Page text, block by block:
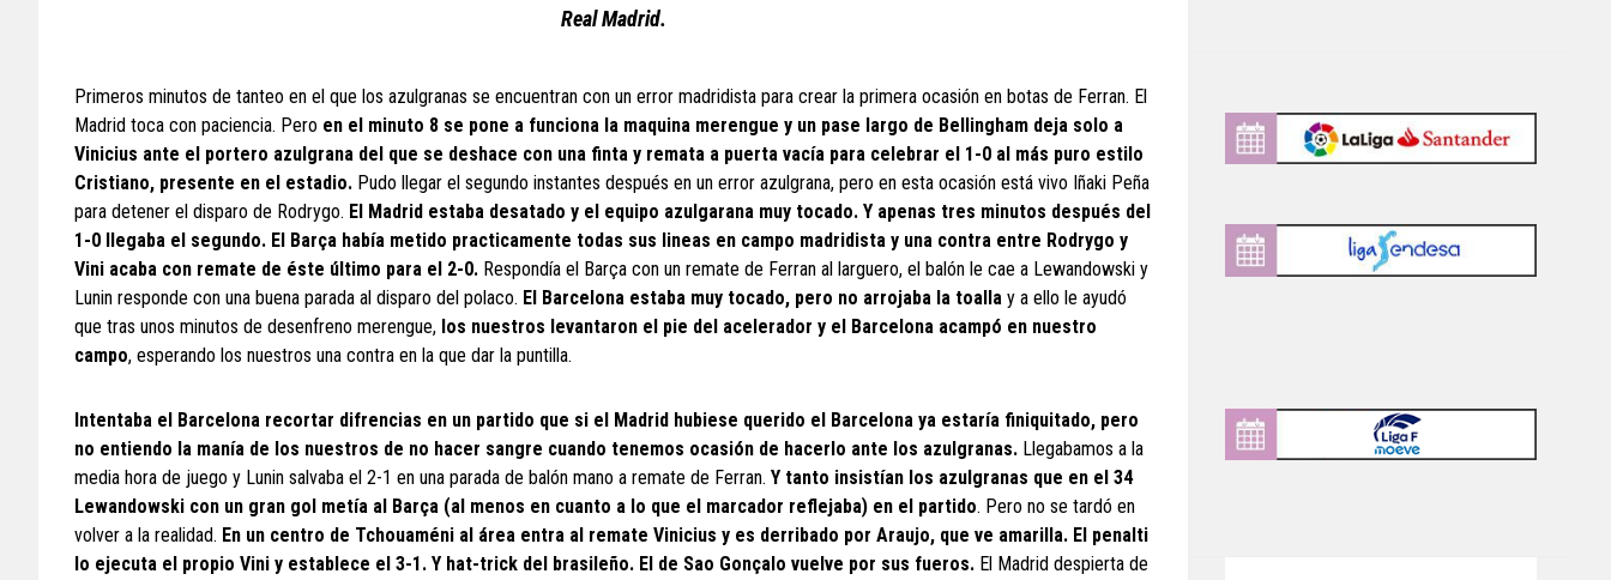
Real Madrid.
Primeros minutos de tanteo en el que los azulgranas se encuentran con un error madridista para crear la primera ocasión en botas de Ferran. El
Madrid toca con paciencia. Pero en el minuto 8 se pone a funciona la maquina merengue y un pase largo de Bellingham deja solo a
Vinicius ante el portero azulgrana del que se deshace con una finta y remata a puerta vacía para celebrar el 1-0 al más puro estilo
Cristiano, presente en el estadio. Pudo llegar el segundo instantes después en un error azulgrana, pero en esta ocasión está vivo Iñaki Peña
para detener el disparo de Rodrygo. El Madrid estaba desatado y el equipo azulgarana muy tocado. Y apenas tres minutos después del
1-0 llegaba el segundo. El Barça había metido practicamente todas sus lineas en campo madridista y una contra entre Rodrygo y
Vini acaba con remate de éste último para el 2-0. Respondía el Barça con un remate de Ferran al larguero, el balón le cae a Lewandowski y
Lunin responde con una buena parada al disparo del polaco. El Barcelona estaba muy tocado, pero no arrojaba la toalla y a ello le ayudó
que tras unos minutos de desenfreno merengue, los nuestros levantaron el pie del acelerador y el Barcelona acampó en nuestro
campo, esperando los nuestros una contra en la que dar la puntilla.
Intentaba el Barcelona recortar difrencias en un partido que si el Madrid hubiese querido el Barcelona ya estaría finiquitado, pero
no entiendo la manía de los nuestros de no hacer sangre cuando tenemos ocasión de hacerlo ante los azulgranas. Llegabamos a la
media hora de juego y Lunin salvaba el 2-1 en una parada de balón mano a remate de Ferran. Y tanto insistían los azulgranas que en el 34
Lewandowski con un gran gol metía al Barça (al menos en cuanto a lo que el marcador reflejaba) en el partido. Pero no se tardó en
volver a la realidad. En un centro de Tchouaméni al área entra al remate Vinicius y es derribado por Araujo, que ve amarilla. El penalti
lo ejecuta el propio Vini y establece el 3-1. Y hat-trick del brasileño. El de Sao Gonçalo vuelve por sus fueros. El Madrid despierta de